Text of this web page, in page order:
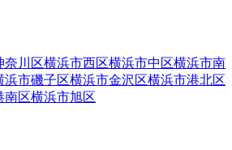
奈川区横浜市西区横浜市中区横浜市南
浜市磯子区横浜市金沢区横浜市港北区
南区横浜市旭区